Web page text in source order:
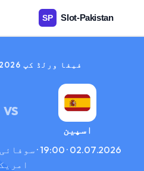
فیفا ورلڈ کپ 2026 · راؤنڈ آف 16
اسپین
VS
02.07.2026 ·